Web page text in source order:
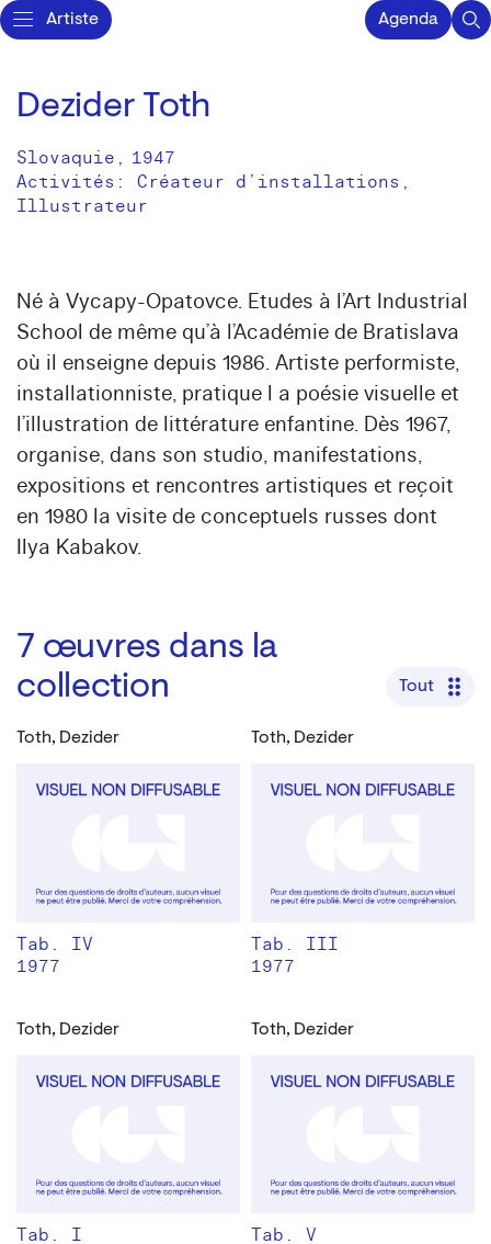
Artiste Agenda
Dezider Toth
Slovaquie , 1947
Activités: Créateur d’installations
Illustrateur
Né à Vycapy-Opatovce. Etudes à l’Art Industrial
School de même qu’à l’Académie de Bratislava
où il enseigne depuis 1986. Artiste performiste,
installationniste, pratique l a poésie visuelle et
l’illustration de littérature enfantine. Dès 1967,
organise, dans son studio, manifestations,
expositions et rencontres artistiques et reçoit
en 1980 la visite de conceptuels russes dont
Ilya Kabakov.
7 œuvres dans la
collection
Tout
Toth, Dezider
Tab. IV
1977
Toth, Dezider
Tab. III
1977
Toth, Dezider
Tab. I
Toth, Dezider
Tab. V